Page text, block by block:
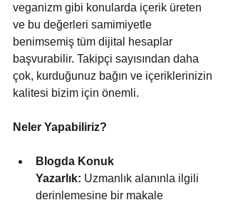
veganizm gibi konularda içerik üreten
ve bu değerleri samimiyetle
benimsemiş tüm dijital hesaplar
başvurabilir. Takipçi sayısından daha
çok, kurduğunuz bağın ve içeriklerinizin
kalitesi bizim için önemli.
Neler Yapabiliriz?
Blogda Konuk
Yazarlık: Uzmanlık alanınla ilgili
derinlemesine bir makale